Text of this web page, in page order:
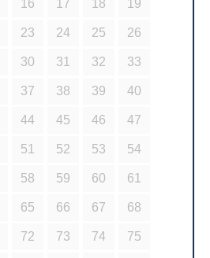
16 17 18 19
23 24 25 26
30 31 32 33
37 38 39 40
44 45 46 47
51 52 53 54
58 59 60 61
65 66 67 68
72 73 74 75